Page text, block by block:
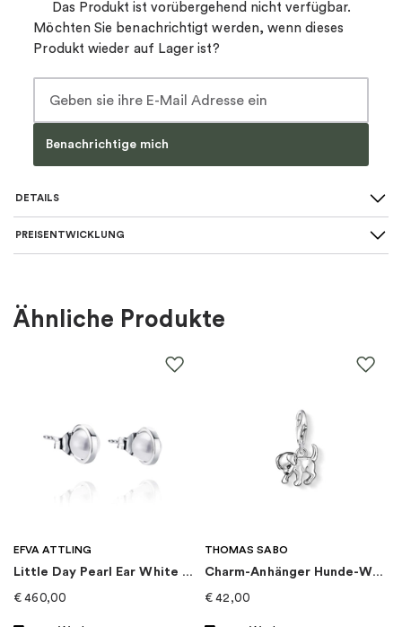
Das Produkt ist vorübergehend nicht verfügbar.
Möchten Sie benachrichtigt werden, wenn dieses
Produkt wieder auf Lager ist?
Benachrichtige mich
DETAILS
Art des Ohrrings
EAN:
Kollektion: Beloved
PREISENTWICKLUNG
Ähnliche Produkte
EFVA ATTLING
Little Day Pearl Ear White Gold
€ 460,00
THOMAS SABO
Charm-Anhänger Hunde-Welpe
€ 42,00